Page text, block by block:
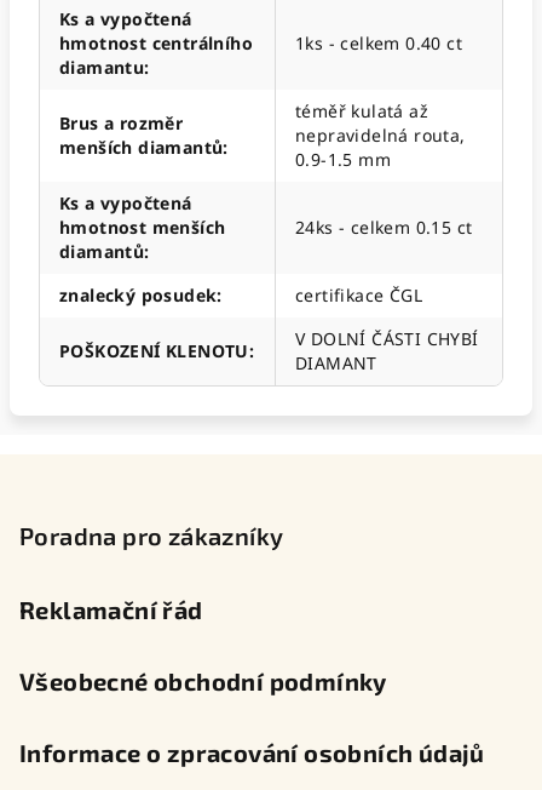
Ks a vypočtená
hmotnost centrálního
diamantu:
1ks - celkem 0.40 ct
Brus a rozměr
menších diamantů:
téměř kulatá až
nepravidelná routa,
0.9-1.5 mm
Ks a vypočtená
hmotnost menších
diamantů:
24ks - celkem 0.15 ct
znalecký posudek: certifikace ČGL
POŠKOZENÍ KLENOTU:
V DOLNÍ ČÁSTI CHYBÍ
DIAMANT
Poradna pro zákazníky
Reklamační řád
Všeobecné obchodní podmínky
Informace o zpracování osobních údajů